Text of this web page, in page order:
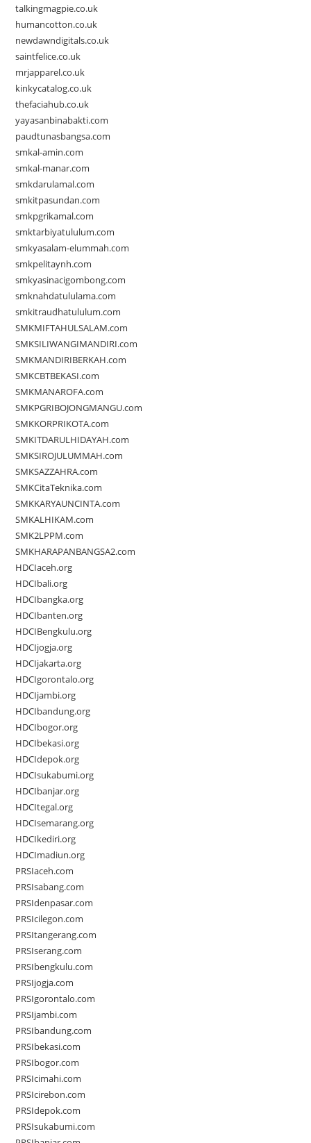
talkingmagpie.co.uk
humancotton.co.uk
newdawndigitals.co.uk
saintfelice.co.uk
mrjapparel.co.uk
kinkycatalog.co.uk
thefaciahub.co.uk
yayasanbinabakti.com
paudtunasbangsa.com
smkal-amin.com
smkal-manar.com
smkdarulamal.com
smkitpasundan.com
smkpgrikamal.com
smktarbiyatululum.com
smkyasalam-elummah.com
smkpelitaynh.com
smkyasinacigombong.com
smknahdatululama.com
smkitraudhatululum.com
SMKMIFTAHULSALAM.com
SMKSILIWANGIMANDIRI.com
SMKMANDIRIBERKAH.com
SMKCBTBEKASI.com
SMKMANAROFA.com
SMKPGRIBOJONGMANGU.com
SMKKORPRIKOTA.com
SMKITDARULHIDAYAH.com
SMKSIROJULUMMAH.com
SMKSAZZAHRA.com
SMKCitaTeknika.com
SMKKARYAUNCINTA.com
SMKALHIKAM.com
SMK2LPPM.com
SMKHARAPANBANGSA2.com
HDCIaceh.org
HDCIbali.org
HDCIbangka.org
HDCIbanten.org
HDCIBengkulu.org
HDCIjogja.org
HDCIjakarta.org
HDCIgorontalo.org
HDCIjambi.org
HDCIbandung.org
HDCIbogor.org
HDCIbekasi.org
HDCIdepok.org
HDCIsukabumi.org
HDCIbanjar.org
HDCItegal.org
HDCIsemarang.org
HDCIkediri.org
HDCImadiun.org
PRSIaceh.com
PRSIsabang.com
PRSIdenpasar.com
PRSIcilegon.com
PRSItangerang.com
PRSIserang.com
PRSIbengkulu.com
PRSIjogja.com
PRSIgorontalo.com
PRSIjambi.com
PRSIbandung.com
PRSIbekasi.com
PRSIbogor.com
PRSIcimahi.com
PRSIcirebon.com
PRSIdepok.com
PRSIsukabumi.com